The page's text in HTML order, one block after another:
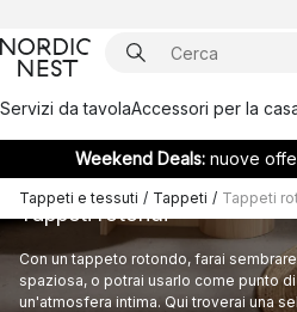
Servizi da tavolaAccessori per la
Weekend Deals: nuove
Tappeti e tessuti / Tappeti / Tappeti
Tappeti rotondi
Con un tappeto rotondo, farai
spaziosa, o potrai usarlo come punto
un'atmosfera intima. Qui troverai una